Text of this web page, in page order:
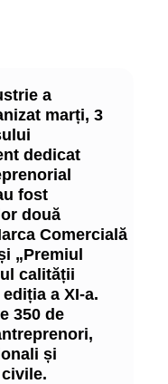
a
marți, 3
dedicat
fost
două
Comercială
„Premiul
calității
a XI-a.
350 de
și